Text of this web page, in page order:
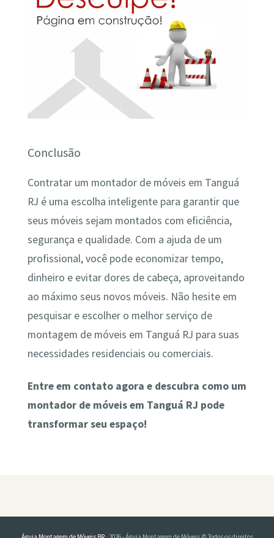
Conclusão
Contratar um montador de móveis em Tanguá
RJ é uma escolha inteligente para garantir que
seus móveis sejam montados com eficiência,
segurança e qualidade. Com a ajuda de um
profissional, você pode economizar tempo,
dinheiro e evitar dores de cabeça, aproveitando
ao máximo seus novos móveis. Não hesite em
pesquisar e escolher o melhor serviço de
montagem de móveis em Tanguá RJ para suas
necessidades residenciais ou comerciais.
Entre em contato agora e descubra como um
montador de móveis em Tanguá RJ pode
transformar seu espaço!